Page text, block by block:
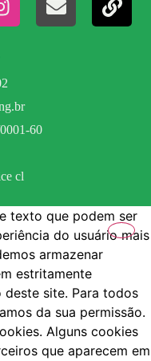
60
cl
texto que podem ser
do usuário mais
armazenar
estritamente
deste site. Para todos
da sua permissão.
Alguns cookies
que aparecem em